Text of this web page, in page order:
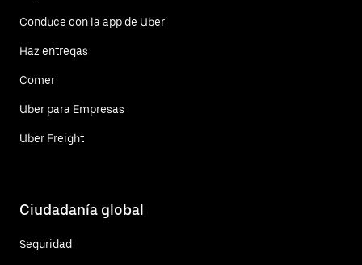
Conduce con la app de Uber
Haz entregas
Comer
Uber para Empresas
Uber Freight
Ciudadanía global
Seguridad